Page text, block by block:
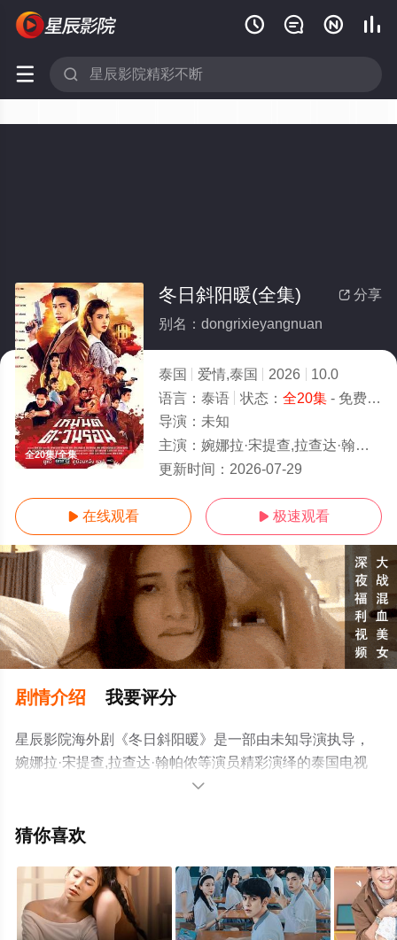
   
 
全20集/全集
 分享
冬日斜阳暖(全集)
别名：dongrixieyangnuan
泰国 爱情,泰国 2026
10.0
语言： 泰语 状态： 全20集- 免费在线观看
导演： 未知
主演： 婉娜拉·宋提查,拉查达·翰帕侬
更新时间： 2026-07-29
 在线观看  极速观看
剧情介绍 我要评分
星辰影院海外剧《冬日斜阳暖》是一部由未知导演执导，
婉娜拉·宋提查,拉查达·翰帕侬等演员精彩演绎的泰国电视
剧，大结局剧情已揭晓（全20集），手机免费观看高清无
移步至豆瓣电视剧、电视猫或剧情网等平台了解。

猜你喜欢